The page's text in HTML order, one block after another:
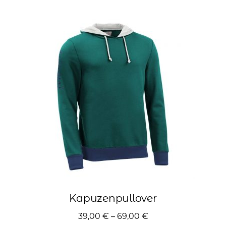
Die
Optionen
können
auf
der
Produktseite
gewählt
werden
Kapuzenpullover
39,00 € – 69,00 €